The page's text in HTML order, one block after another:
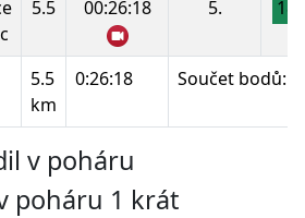
5.5 00:26:18 5. 180
5.5
km
0:26:18 Součet bodů:
v poháru
poháru 1 krát